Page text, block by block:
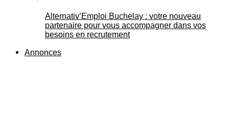
Alternativ’Emploi Buchelay : votre nouveau
partenaire pour vous accompagner dans vos
besoins en recrutement
Annonces